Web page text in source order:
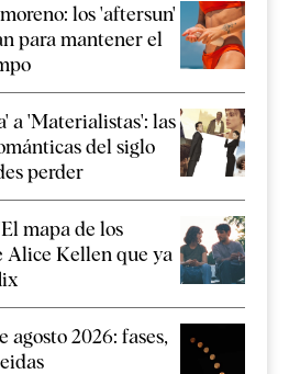
los 'aftersun'
para mantener el
a 'Materialistas': las
del siglo
perder
mapa de los
Alice Kellen que ya
2026: fases,